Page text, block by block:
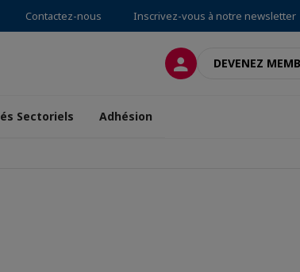
Contactez-nous Inscrivez-vous à notre newsletter
CONNEXION
DEVENEZ
Sectoriels Adhésion